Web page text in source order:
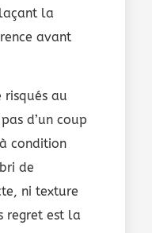
la
avant
au
d’un coup
condition
de
ni texture
regret est la